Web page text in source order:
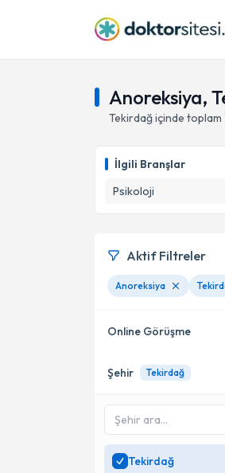
Anoreksiya,
Tekirdağiçinde toplam
İlgili Branşlar
Psikoloji
Aktif Filtreler
Anoreksiya
Online Görüşme
Online danışmanlık
SadeceTekirdağ
bölgesinde uzman ara
Şehir Tekirdağ
Tekirdağ